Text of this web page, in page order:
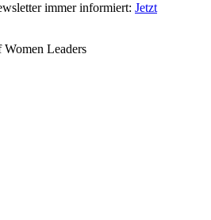
immer informiert: Jetzt